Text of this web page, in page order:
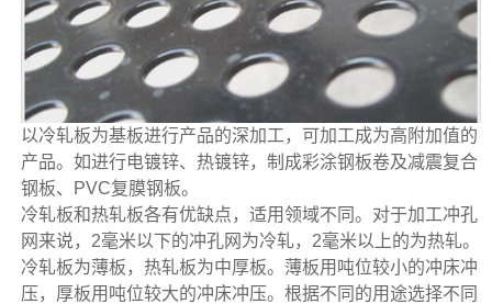
以冷轧板为基板进行产品的深加工，可加工成为高附加值的
产品。如进行电镀锌、热镀锌，制成彩涂钢板卷及减震复合
钢板、PVC复膜钢板。
冷轧板和热轧板各有优缺点，适用领域不同。对于加工冲孔
网来说，2毫米以下的冲孔网为冷轧，2毫米以上的为热轧。
冷轧板为薄板，热轧板为中厚板。薄板用吨位较小的冲床冲
压，厚板用吨位较大的冲床冲压。根据不同的用途选择不同